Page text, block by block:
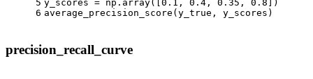
5
6
y_scores = np.array([0.1, 0.4, 0.35, 0.8])
average_precision_score(y_true, y_scores)
precision_recall_curve